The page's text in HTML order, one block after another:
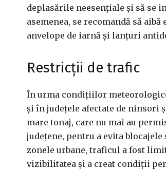
deplasările neesențiale și să se
asemenea, se recomandă să
anvelope de iarnă și lanțuri
Restricții de trafic
În urma condițiilor
și în județele afectate de ninsori
mare tonaj, care nu mai au
județene, pentru a evita
zonele urbane, traficul a fost
vizibilitatea și a creat condiții